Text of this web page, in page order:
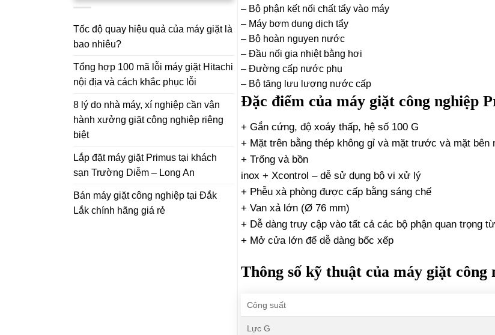
Tốc độ quay hiệu quả của máy giặt là
bao nhiêu?
Tổng hợp 100 mã lỗi máy giặt Hitachi
nội địa và cách khắc phục lỗi
8 lý do nhà máy, xí nghiệp cần vận
hành xưởng giặt công nghiệp riêng
biệt
Lắp đặt máy giặt Primus tại khách
sạn Trường Diễm – Long An
Bán máy giặt công nghiệp tại Đắk
Lắk chính hãng giá rẻ
– Bộ phận kết nối chất tẩy vào máy
– Máy bơm dung dịch tẩy
– Bộ hoàn nguyen nước
– Đầu nối gia nhiệt bằng hơi
– Đường cấp nước phụ
– Bộ tăng lưu lượng nước cấp
Đặc điểm của máy giặt công nghiệp
+ Gắn cứng, độ xoáy thấp, hệ số 100 G
+ Mặt trên bằng thép không gỉ và mặt trước và mặt bên
+ Trống và bồn
inox + Xcontrol – dễ sử dụng bộ vi xử lý
+ Phễu xà phòng được cấp bằng sáng chế
+ Van xả lớn (Ø 76 mm)
+ Dễ dàng truy cập vào tất cả các bộ phận quan trọng
+ Mở cửa lớn để dễ dàng bốc xếp
Thông số kỹ thuật của máy giặt công
Công suất
Lực G